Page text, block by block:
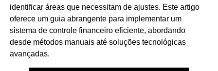
identificar áreas que necessitam de ajustes. Este artigo
oferece um guia abrangente para implementar um
sistema de controle financeiro eficiente, abordando
desde métodos manuais até soluções tecnológicas
avançadas.